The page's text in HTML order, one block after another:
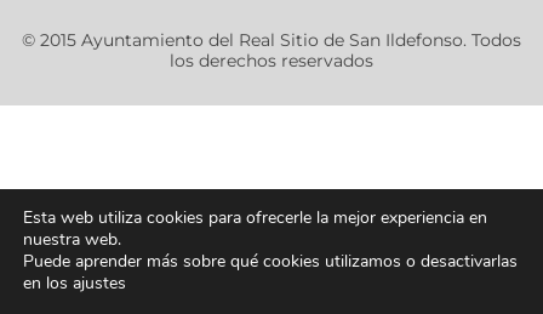
© 2015 Ayuntamiento del Real Sitio de San Ildefonso. Todos
los derechos reservados
Esta web utiliza cookies para ofrecerle la mejor experiencia en
nuestra web.
Puede aprender más sobre qué cookies utilizamos o desactivarlas
en los ajustes